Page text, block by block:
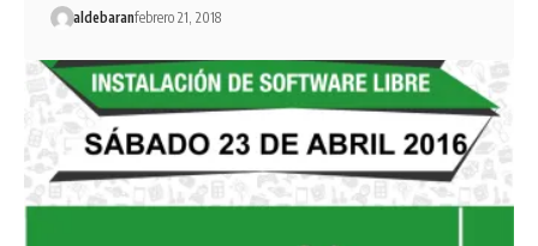
aldebaranfebrero 21, 2018